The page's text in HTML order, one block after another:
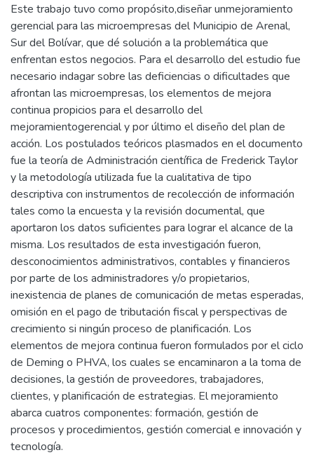
Este trabajo tuvo como propósito,diseñar unmejoramiento
gerencial para las microempresas del Municipio de Arenal,
Sur del Bolívar, que dé solución a la problemática que
enfrentan estos negocios. Para el desarrollo del estudio fue
necesario indagar sobre las deficiencias o dificultades que
afrontan las microempresas, los elementos de mejora
continua propicios para el desarrollo del
mejoramientogerencial y por último el diseño del plan de
acción. Los postulados teóricos plasmados en el documento
fue la teoría de Administración científica de Frederick Taylor
y la metodología utilizada fue la cualitativa de tipo
descriptiva con instrumentos de recolección de información
tales como la encuesta y la revisión documental, que
aportaron los datos suficientes para lograr el alcance de la
misma. Los resultados de esta investigación fueron,
desconocimientos administrativos, contables y financieros
por parte de los administradores y/o propietarios,
inexistencia de planes de comunicación de metas esperadas,
omisión en el pago de tributación fiscal y perspectivas de
crecimiento si ningún proceso de planificación. Los
elementos de mejora continua fueron formulados por el ciclo
de Deming o PHVA, los cuales se encaminaron a la toma de
decisiones, la gestión de proveedores, trabajadores,
clientes, y planificación de estrategias. El mejoramiento
abarca cuatros componentes: formación, gestión de
procesos y procedimientos, gestión comercial e innovación y
tecnología.